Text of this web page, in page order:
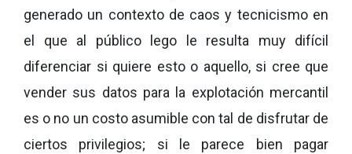
generado un contexto de caos y tecnicismo en
el que al público lego le resulta muy difícil
diferenciar si quiere esto o aquello, si cree que
vender sus datos para la explotación mercantil
es o no un costo asumible con tal de disfrutar de
ciertos privilegios; si le parece bien pagar